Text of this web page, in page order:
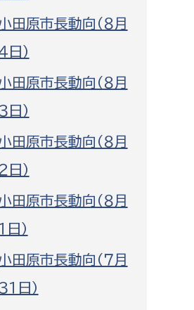
1課
第2課
務局
事務局
田原市長動向（８月
日）
田原市長動向（８月
３日）
田原市長動向（８月
２日）
田原市長動向（８月
１日）
田原市長動向（７月
３１日）